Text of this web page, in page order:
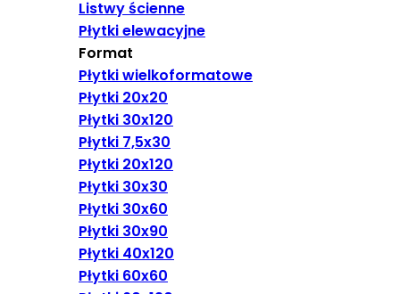
Listwy ścienne
Płytki elewacyjne
Format
Płytki wielkoformatowe
Płytki 20x20
Płytki 30x120
Płytki 7,5x30
Płytki 20x120
Płytki 30x30
Płytki 30x60
Płytki 30x90
Płytki 40x120
Płytki 60x60